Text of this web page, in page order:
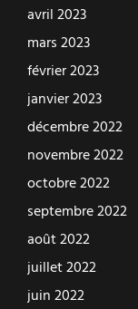
avril 2023
mars 2023
février 2023
janvier 2023
décembre 2022
novembre 2022
octobre 2022
septembre 2022
août 2022
juillet 2022
juin 2022